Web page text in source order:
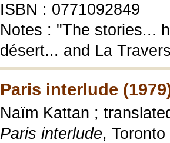
ISBN : 0771092849
Notes : "The stories...
désert... and La
Paris interlude
Naïm Kattan ;
Paris interlude,